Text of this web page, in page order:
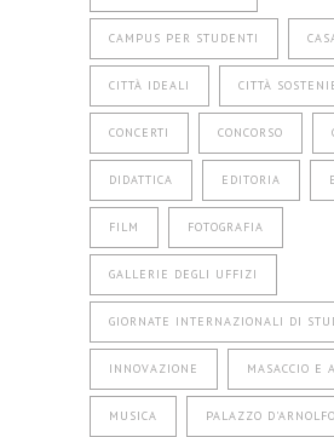
CAMPUS PER STUDENTI
CITTÀ IDEALI CITTÀ
CONCERTI CONCORSO
DIDATTICA EDITORIA
FILM FOTOGRAFIA
GALLERIE DEGLI UFFIZI
GIORNATE INTERNAZIONALI DI
INNOVAZIONE MASACCIO E
MUSICA PALAZZO D'ARNOLFO